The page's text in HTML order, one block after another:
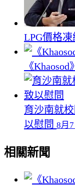
LPG價格
《
育沙南就
以慰問 8月7
相關新聞